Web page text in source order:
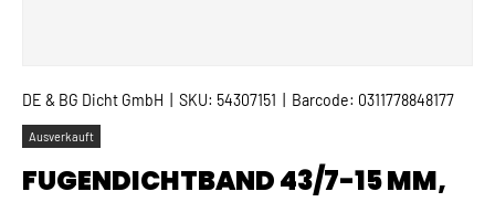
DE & BG Dicht GmbH SKU: 54307151 Barcode: 0311778848177
Ausverkauft
FUGENDICHTBAND 43/7-15 MM,